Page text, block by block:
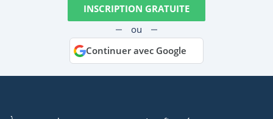
INSCRIPTION GRATUITE
ou
Continuer avec Google